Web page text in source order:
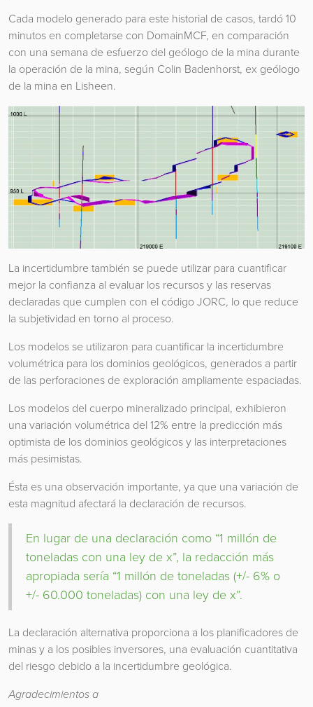
Cada modelo generado para este historial de casos, tardó 10
minutos en completarse con DomainMCF, en comparación
con una semana de esfuerzo del geólogo de la mina durante
la operación de la mina, según Colin Badenhorst, ex geólogo
de la mina en Lisheen.
La incertidumbre también se puede utilizar para cuantificar
mejor la confianza al evaluar los recursos y las reservas
declaradas que cumplen con el código JORC, lo que reduce
la subjetividad en torno al proceso.
Los modelos se utilizaron para cuantificar la incertidumbre
volumétrica para los dominios geológicos, generados a partir
de las perforaciones de exploración ampliamente espaciadas.
Los modelos del cuerpo mineralizado principal, exhibieron
una variación volumétrica del 12% entre la predicción más
optimista de los dominios geológicos y las interpretaciones
más pesimistas.
Ésta es una observación importante, ya que una variación de
esta magnitud afectará la declaración de recursos.
En lugar de una declaración como “1 millón de
toneladas con una ley de x”, la redacción más
apropiada sería “1 millón de toneladas (+/- 6% o
+/- 60.000 toneladas) con una ley de x”.
La declaración alternativa proporciona a los planificadores de
minas y a los posibles inversores, una evaluación cuantitativa
del riesgo debido a la incertidumbre geológica.
Agradecimientos a